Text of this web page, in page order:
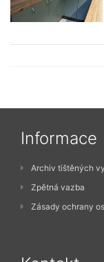
Informace
Archiv tištěných
Zpětná vazba
Zásady ochrany